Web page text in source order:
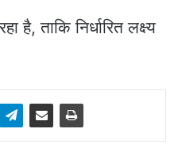
है, ताकि निर्धारित लक्ष्य